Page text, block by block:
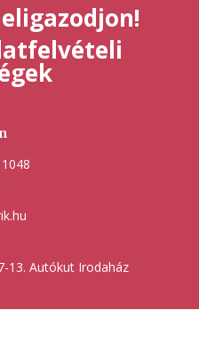
13. Autókut Irodaház